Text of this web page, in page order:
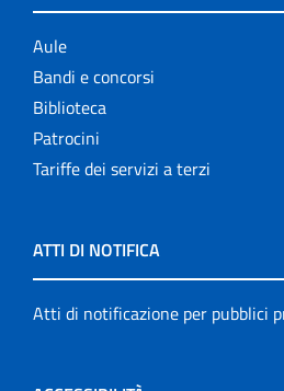
Aule
Bandi e concorsi
Biblioteca
Patrocini
Tariffe dei servizi a terzi
ATTI DI NOTIFICA
Atti di notificazione per pubblici